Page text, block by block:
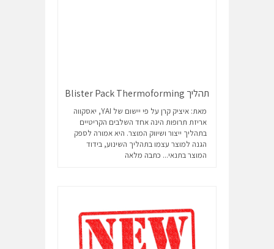
תהליך Blister Pack Thermoforming
מאת: איציק קרן על פי יישום של YAI, יאסקווה
אריזת תרופות הינה אחד השלבים הקריטיים
בתהליך ייצור ושיווק המוצר. היא אמורה לספק
הגנה למוצר עצמו בתהליך השינוע, בידוד
המוצר בתנאי... כתבה מלאה